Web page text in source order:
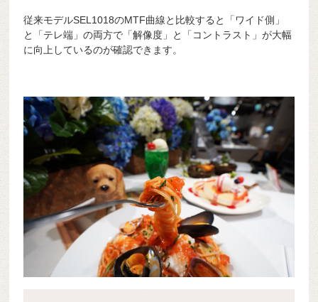
従来モデルSEL1018のMTF曲線と比較すると「ワイド側」
と「テレ端」の両方で「解像度」と「コントラスト」が大幅
に向上しているのが確認できます。